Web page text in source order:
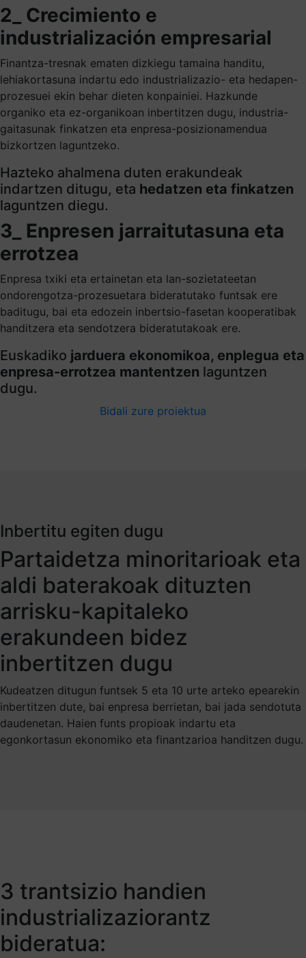
2_ Crecimiento e
industrialización empresarial
Finantza-tresnak ematen dizkiegu tamaina handitu,
lehiakortasuna indartu edo industrializazio- eta hedapen-
prozesuei ekin behar dieten konpainiei. Hazkunde
organiko eta ez-organikoan inbertitzen dugu, industria-
gaitasunak finkatzen eta enpresa-posizionamendua
bizkortzen laguntzeko.
Hazteko ahalmena duten erakundeak
indartzen ditugu, eta hedatzen eta finkatzen
laguntzen diegu.
3_ Enpresen jarraitutasuna eta
errotzea
Enpresa txiki eta ertainetan eta lan-sozietateetan
ondorengotza-prozesuetara bideratutako funtsak ere
baditugu, bai eta edozein inbertsio-fasetan kooperatibak
handitzera eta sendotzera bideratutakoak ere.
Euskadiko jarduera ekonomikoa, enplegua eta
enpresa-errotzea mantentzen laguntzen
dugu.
Bidali zure proiektua
Inbertitu egiten dugu
Partaidetza minoritarioak eta
aldi baterakoak dituzten
arrisku-kapitaleko
erakundeen bidez
inbertitzen dugu
Kudeatzen ditugun funtsek 5 eta 10 urte arteko epearekin
inbertitzen dute, bai enpresa berrietan, bai jada sendotuta
daudenetan. Haien funts propioak indartu eta
egonkortasun ekonomiko eta finantzarioa handitzen dugu.
3 trantsizio handien
industrializaziorantz
bideratua: